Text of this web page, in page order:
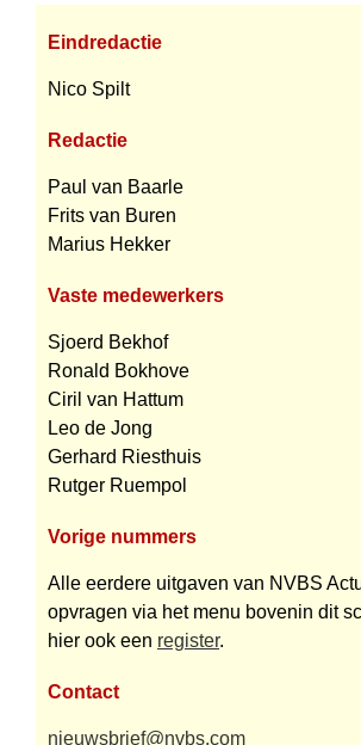
Eindredactie
Nico Spilt
Redactie
Paul van Baarle
Frits van Buren
Marius Hekker
Vaste medewerkers
Sjoerd Bekhof
Ronald Bokhove
Ciril van Hattum
Leo de Jong
Gerhard Riesthuis
Rutger Ruempol
Vorige nummers
Alle eerdere uitgaven van NVBS
opvragen via het menu bovenin dit
hier ook een register.
Contact
nieuwsbrief@nvbs.com